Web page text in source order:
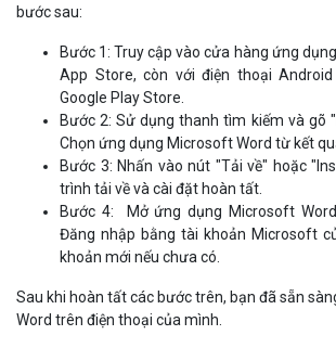
bước sau:
Bước 1: Truy cập vào cửa hàng ứng
App Store, còn với điện thoại
Google Play Store.
Bước 2: Sử dụng thanh tìm kiếm và gõ
Chọn ứng dụng Microsoft Word từ kết
Bước 3: Nhấn vào nút "Tải về" hoặc
trình tải về và cài đặt hoàn tất.
Bước 4: Mở ứng dụng Microsoft
Đăng nhập bằng tài khoản Microsoft
khoản mới nếu chưa có.
Sau khi hoàn tất các bước trên, bạn đã sẵn
Word trên điện thoại của mình.